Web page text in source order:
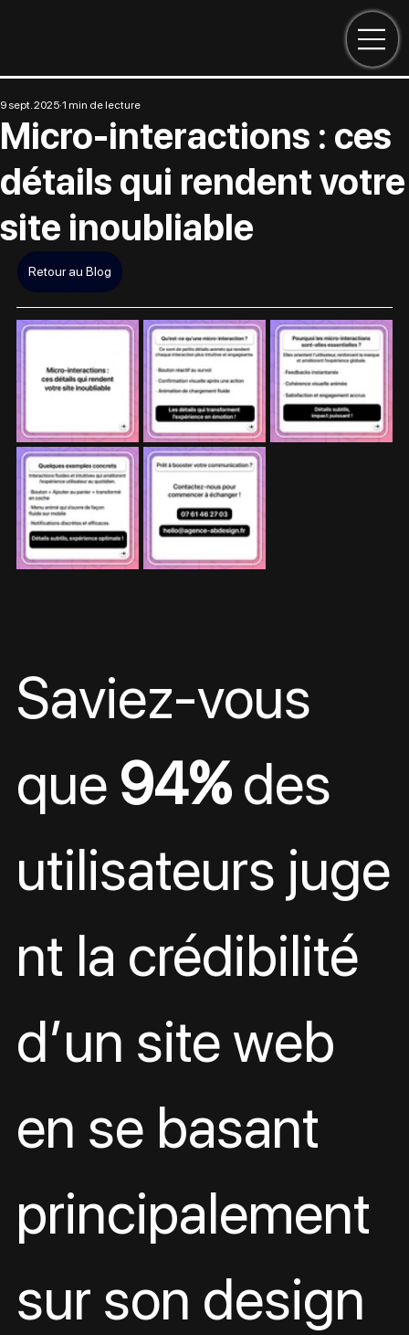
Micro-interactions : ces
détails qui rendent votre
site inoubliable
9 sept. 2025 1 min de lecture
Retour au Blog
Saviez-vous
que 94% des
utilisateurs juge
nt la crédibilité
d’un site web
en se basant
principalement
sur son design